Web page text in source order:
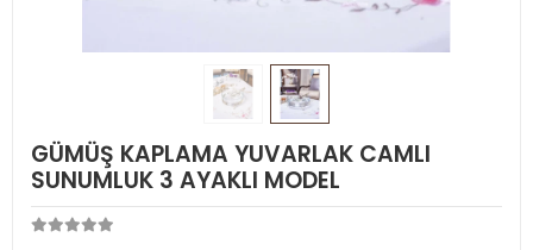
GÜMÜŞ KAPLAMA YUVARLAK CAMLI
SUNUMLUK 3 AYAKLI MODEL